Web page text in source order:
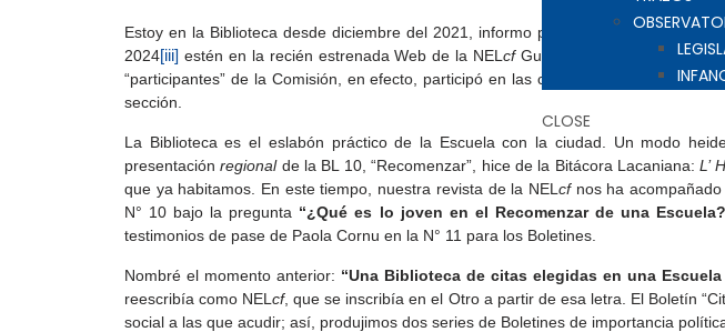
CLOSE
Estoy en la Biblioteca desde diciembre del 2021, informo para permutar. El hecho
2024[iii] estén en la recién estrenada Web de la NELcfGuayaquil, me da ocasión
“participantes” de la Comisión, en efecto, participó en las conversaciones
sección.
La Biblioteca es el eslabón práctico de la Escuela con la ciudad. Un modo
presentaciónregionalde la BL 10, “Recomenzar”, hice de la Bitácora Lacaniana:L’
que ya habitamos. En este tiempo, nuestra revista de la NEL cfnos ha acompañado
N° 10 bajo la pregunta “¿Qué es lo joven en el Recomenzar de una
testimonios de pase de Paola Cornu en la N° 11 para los Boletines.
Nombré el momento anterior: “Una Biblioteca de citas elegidas en una
reescribía como NELcf, que se inscribía en el Otro a partir de esa letra. El Boletín
social a las que acudir; así, produjimos dos series de Boletines de importancia